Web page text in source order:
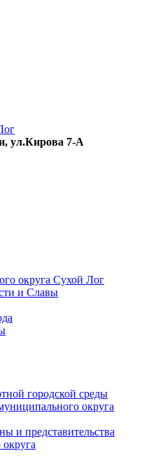
ул.Кирова 7-А
округа Сухой Лог
и Славы
городской среды
округа
и представительства